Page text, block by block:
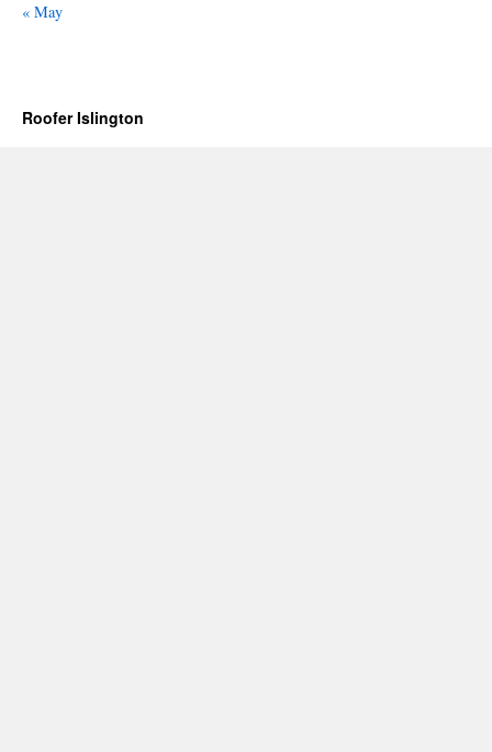
« May
Roofer Islington